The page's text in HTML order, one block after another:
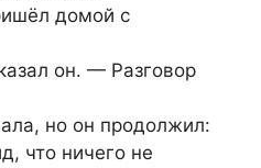
домой с
он. — Разговор
но он продолжил:
что ничего не